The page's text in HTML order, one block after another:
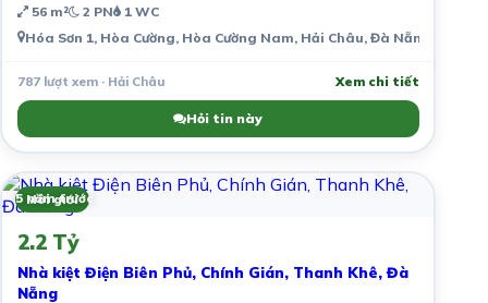
56 m² 2 PN 1 WC
Hóa Sơn 1, Hòa Cường, Hòa Cường Nam, Hải Châu, Đà Nẵng, Việt
787 lượt xem · Hải Châu Xem chi tiết
Hỏi tin này
Môi giới
5 năm trước
2.2 Tỷ
Nhà kiệt Điện Biên Phủ, Chính Gián, Thanh Khê, Đà
Nẵng